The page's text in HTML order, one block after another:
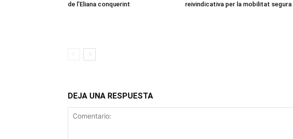
de l’Eliana conquerint
reivindicativa per la mobilitat segura
DEJA UNA RESPUESTA